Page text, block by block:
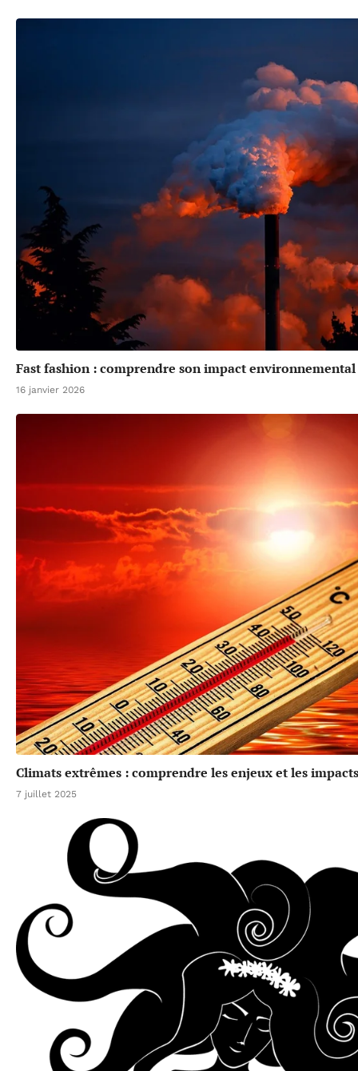
Fast fashion : comprendre son impact
16 janvier 2026
Climats extrêmes : comprendre les enjeux et les
7 juillet 2025